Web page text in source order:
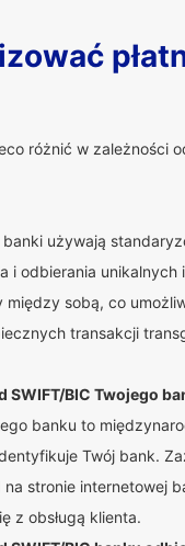
różnić w zależności
banki używają
i odbierania unikalnych
sobą, co
transakcji
SWIFT/BIC Twojego
banku to
Twój bank.
stronie internetowej
z obsługą klienta.